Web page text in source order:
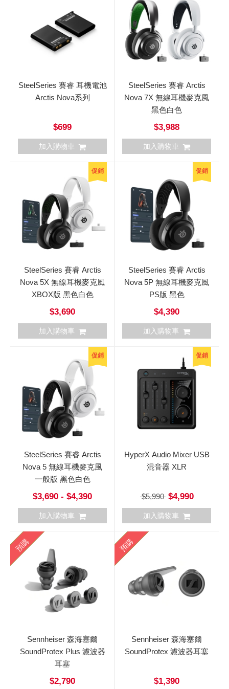
SteelSeries 賽睿 耳機電池
Arctis Nova系列
$699
加入購物車
SteelSeries 賽睿 Arctis
Nova 7X 無線耳機麥克風
黑色白色
$3,988
加入購物車
促銷
SteelSeries 賽睿 Arctis
Nova 5X 無線耳機麥克風
XBOX版 黑色白色
$3,690
加入購物車
促銷
SteelSeries 賽睿 Arctis
Nova 5P 無線耳機麥克風
PS版 黑色
$4,390
加入購物車
促銷
SteelSeries 賽睿 Arctis
Nova 5 無線耳機麥克風
一般版 黑色白色
$3,690 - $4,390
加入購物車
促銷
HyperX Audio Mixer USB
混音器 XLR
$5,990$4,990
加入購物車
預購
Sennheiser 森海塞爾
SoundProtex Plus 濾波器
耳塞
$2,790
預購
Sennheiser 森海塞爾
SoundProtex 濾波器耳塞
$1,390